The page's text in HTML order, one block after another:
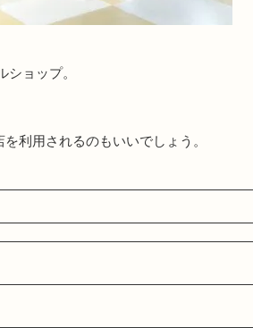
ョップ。
利用されるのもいいでしょう。